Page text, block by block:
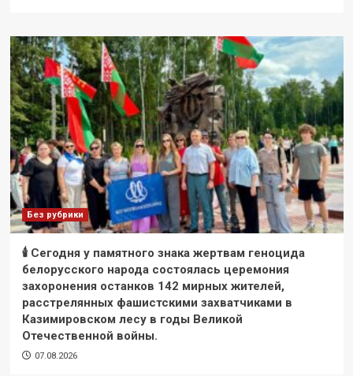
Без рубрики
🕯 Сегодня у памятного знака жертвам геноцида
белорусского народа состоялась церемония
захоронения останков 142 мирных жителей,
расстрелянных фашистскими захватчиками в
Казимировском лесу в годы Великой
Отечественной войны.
07.08.2026